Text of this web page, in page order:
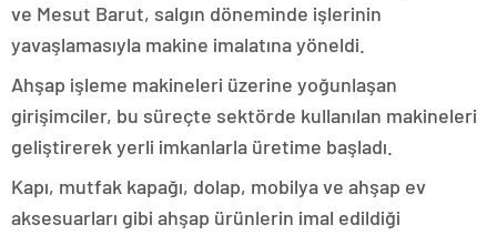
ve Mesut Barut, salgın döneminde işlerinin
yavaşlamasıyla makine imalatına yöneldi.
Ahşap işleme makineleri üzerine yoğunlaşan
girişimciler, bu süreçte sektörde kullanılan makineleri
geliştirerek yerli imkanlarla üretime başladı.
Kapı, mutfak kapağı, dolap, mobilya ve ahşap ev
aksesuarları gibi ahşap ürünlerin imal edildiği